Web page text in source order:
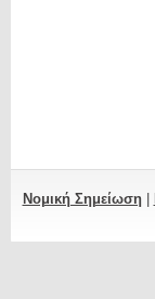
Νομική Σημείωση|